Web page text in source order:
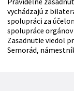
vychádzajú z
spolupráci za
spolupráce
Zasadnutie viedol
Semorád,